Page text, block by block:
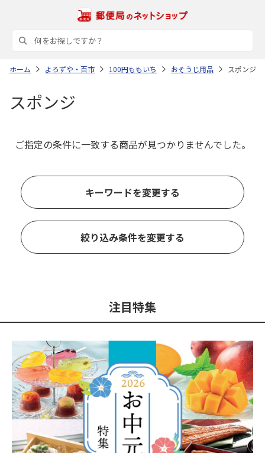
ホーム よろずや・百市 100円ももいち おそうじ用品 スポンジ
スポンジ
ご指定の条件に一致する商品が見つかりませんでした。
キーワードを変更する
絞り込み条件を変更する
注目特集